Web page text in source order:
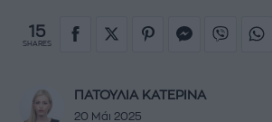
15
SHARES
ΠΑΤΟΥΛΙΑ ΚΑΤΕΡΙΝΑ
20 Μάι 2025